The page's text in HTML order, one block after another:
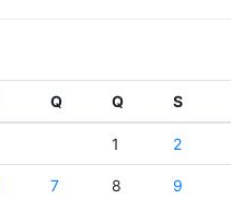
Q Q S
1 2
7 8 9